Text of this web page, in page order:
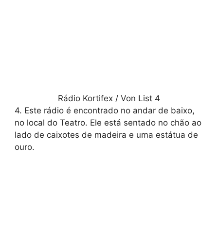
Rádio Kortifex / Von List 4
4. Este rádio é encontrado no andar de baixo,
no local do Teatro. Ele está sentado no chão ao
lado de caixotes de madeira e uma estátua de
ouro.